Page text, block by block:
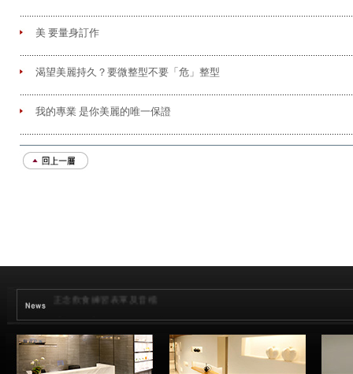
美 要量身訂作
渴望美麗持久？要微整型不要「危」整型
我的專業 是你美麗的唯一保證
正念飲食練習表單及音檔
【新服務】正念飲食管理療程
【聯合晚報】你也愛吃美式早午餐？ 營養學專家：最邪惡的餐點
【人間福報】跟風吃早午餐 暗藏健康地雷